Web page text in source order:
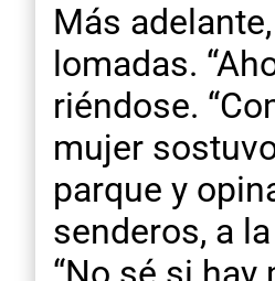
Más
lomadas.
riéndose.
mujer
parque y
senderos, a